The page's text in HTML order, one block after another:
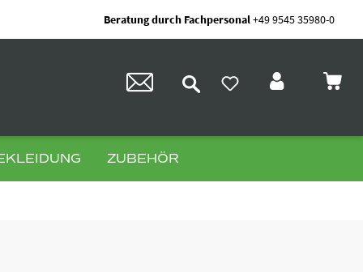
Beratung durch Fachpersonal+49 9545 35980-0
ZUBEHÖR